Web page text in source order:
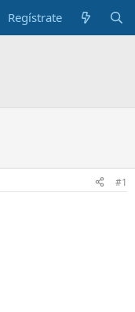
Regístrate
#1